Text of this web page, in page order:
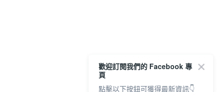
歡迎訂閱我們的 Facebook 專
頁
點擊以下按鈕可獲得最新資訊👇